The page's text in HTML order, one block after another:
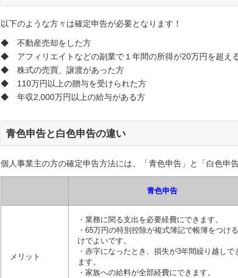
以下のような方々は確定申告が必要となります！
◆ 不動産売却をした方
◆ アフィリエイトなどの副業で１年間の所得が20万円を超え
◆ 株式の売買、譲渡があった方
◆ 110万円以上の贈与を受けられた方
◆ 年収2,000万円以上の給与がある方
青色申告と白色申告の違い
個人事業主の方の確定申告方法には、「青色申告」と「白色申
青色申告
メリット
・業務に関る支出を必要経費にできます。
・65万円の特別控除が複式簿記で帳簿をつけ
けでよいです。
・赤字になったとき、損失が3年間繰り越しで
ます。
・家族への給料が全部経費にできます。